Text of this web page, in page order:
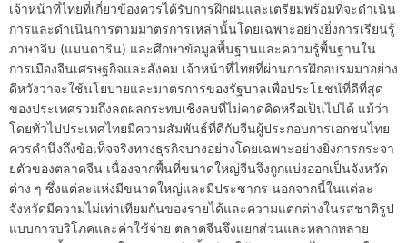
เจ้าหน้าที่ไทยที่เกี่ยวข้องควรได้รับการฝึกฝนและเตรียมพร้อมที่จะดำเนิน
การและดำเนินการตามมาตรการเหล่านั้นโดยเฉพาะอย่างยิ่งการเรียนรู้
ภาษาจีน (แมนดาริน) และศึกษาข้อมูลพื้นฐานและความรู้พื้นฐานใน
การเมืองจีนเศรษฐกิจและสังคม เจ้าหน้าที่ไทยที่ผ่านการฝึกอบรมมาอย่าง
ดีหวังว่าจะใช้นโยบายและมาตรการของรัฐบาลเพื่อประโยชน์ที่ดีที่สุด
ของประเทศรวมถึงลดผลกระทบเชิงลบที่ไม่คาดคิดหรือเป็นไปได้ แม้ว่า
โดยทั่วไปประเทศไทยมีความสัมพันธ์ที่ดีกับจีนผู้ประกอบการเอกชนไทย
ควรคำนึงถึงข้อเท็จจริงทางธุรกิจบางอย่างโดยเฉพาะอย่างยิ่งการกระจา
ยตัวของตลาดจีน เนื่องจากพื้นที่ขนาดใหญ่จีนจึงถูกแบ่งออกเป็นจังหวัด
ต่าง ๆ ซึ่งแต่ละแห่งมีขนาดใหญ่และมีประชากร นอกจากนี้ในแต่ละ
จังหวัดมีความไม่เท่าเทียมกันของรายได้และความแตกต่างในรสชาติรูป
แบบการบริโภคและค่าใช้จ่าย ตลาดจีนจึงแยกส่วนและหลากหลาย